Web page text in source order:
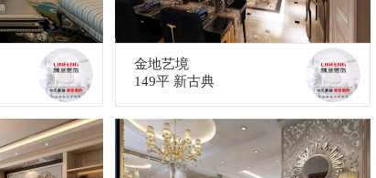
金地艺境
149平 新古典